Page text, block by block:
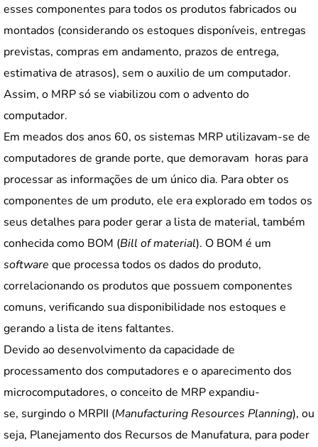
esses componentes para todos os produtos fabricados ou
montados (considerando os estoques disponíveis, entregas
previstas, compras em andamento, prazos de entrega,
estimativa de atrasos), sem o auxilio de um computador.
Assim, o MRP só se viabilizou com o advento do
computador.
Em meados dos anos 60, os sistemas MRP utilizavam-se de
computadores de grande porte, que demoravam horas para
processar as informações de um único dia. Para obter os
componentes de um produto, ele era explorado em todos os
seus detalhes para poder gerar a lista de material, também
conhecida como BOM (Bill of material). O BOM é um
software que processa todos os dados do produto,
correlacionando os produtos que possuem componentes
comuns, verificando sua disponibilidade nos estoques e
gerando a lista de itens faltantes.
Devido ao desenvolvimento da capacidade de
processamento dos computadores e o aparecimento dos
microcomputadores, o conceito de MRP expandiu-
se, surgindo o MRPII (Manufacturing Resources Planning), ou
seja, Planejamento dos Recursos de Manufatura, para poder